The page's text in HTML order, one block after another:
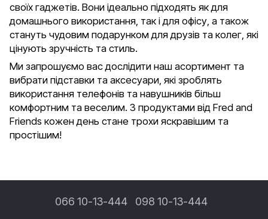
своїх гаджетів. Вони ідеально підходять як для
домашнього використання, так і для офісу, а також
стануть чудовим подарунком для друзів та колег, які
цінують зручність та стиль.
Ми запрошуємо вас дослідити наш асортимент та
вибрати підставки та аксесуари, які зроблять
використання телефонів та навушників більш
комфортним та веселим. З продуктами від Fred and
Friends кожен день стане трохи яскравішим та
простішим!
066 10-13-444 098 10-13-444